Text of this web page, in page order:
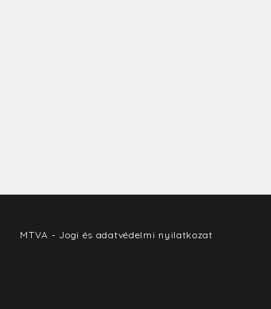
MTVA - Jogi és adatvédelmi nyilatkozat